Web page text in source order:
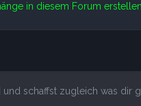
in diesem Forum erstellen.
schaffst zugleich was dir